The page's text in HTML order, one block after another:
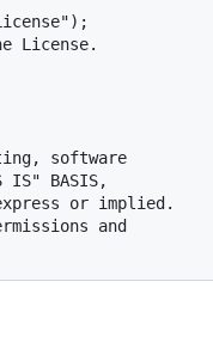
License.
software
BASIS,
express or implied.
and